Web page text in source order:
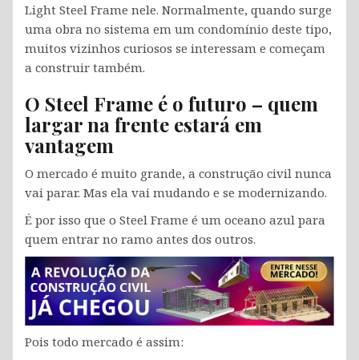
Light Steel Frame nele. Normalmente, quando surge
uma obra no sistema em um condomínio deste tipo,
muitos vizinhos curiosos se interessam e começam
a construir também.
O Steel Frame é o futuro – quem
largar na frente estará em
vantagem
O mercado é muito grande, a construção civil nunca
vai parar. Mas ela vai mudando e se modernizando.
É por isso que o Steel Frame é um oceano azul para
quem entrar no ramo antes dos outros.
Pois todo mercado é assim: